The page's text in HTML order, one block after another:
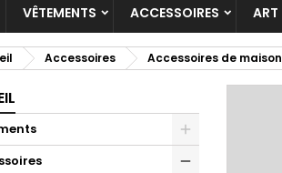
VÊTEMENTS ACCESSOIRES ART
Accessoires Accessoires de maison